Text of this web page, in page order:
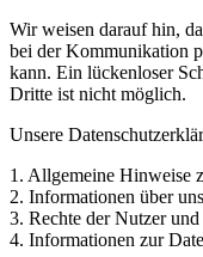
Wir weisen darauf hin,
bei der Kommunikation
kann. Ein lückenloser
Dritte ist nicht möglich.
Unsere
1. Allgemeine Hinweise
2. Informationen über
3. Rechte der Nutzer
4. Informationen zur